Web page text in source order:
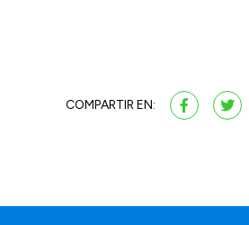
COMPARTIR EN: